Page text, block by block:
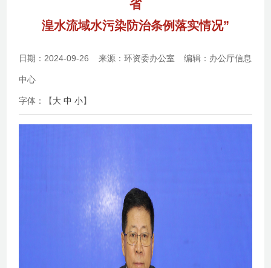
省
湟水流域水污染防治条例落实情况”
日期：2024-09-26 来源：环资委办公室 编辑：办公厅信息
中心
字体：【大 中 小】